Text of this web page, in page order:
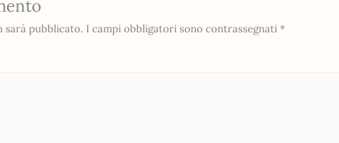
sarà pubblicato. I campi obbligatori sono contrassegnati *